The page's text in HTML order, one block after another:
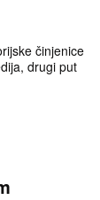
činjenice
drugi put